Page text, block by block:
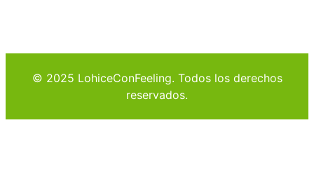
© 2025 LohiceConFeeling. Todos los derechos
reservados.